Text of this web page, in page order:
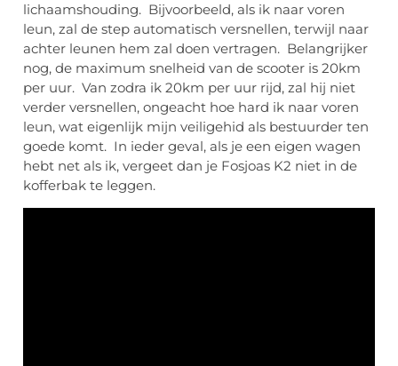
lichaamshouding. Bijvoorbeeld, als ik naar voren
leun, zal de step automatisch versnellen, terwijl naar
achter leunen hem zal doen vertragen. Belangrijker
nog, de maximum snelheid van de scooter is 20km
per uur. Van zodra ik 20km per uur rijd, zal hij niet
verder versnellen, ongeacht hoe hard ik naar voren
leun, wat eigenlijk mijn veiligehid als bestuurder ten
goede komt. In ieder geval, als je een eigen wagen
hebt net als ik, vergeet dan je Fosjoas K2 niet in de
kofferbak te leggen.